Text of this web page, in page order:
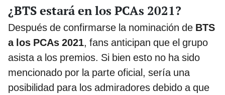
¿BTS estará en los PCAs 2021?
Después de confirmarse la nominación de BTS
a los PCAs 2021, fans anticipan que el grupo
asista a los premios. Si bien esto no ha sido
mencionado por la parte oficial, sería una
posibilidad para los admiradores debido a que